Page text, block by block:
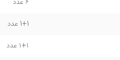
۶ عدد
1+1 عدد
۱+۱ عدد